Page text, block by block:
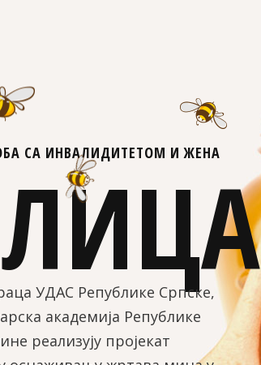
СА ИНВАЛИДИТЕТОМ И ЖЕНА
УДАС Републике Српске,
академија Републике
реализују пројекат